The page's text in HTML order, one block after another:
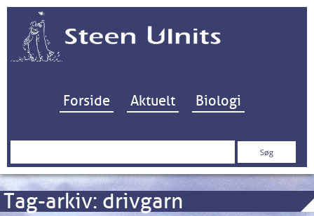
Hop til indhold
Forside Aktuelt Biologi
Søg
Tag-arkiv: drivgarn